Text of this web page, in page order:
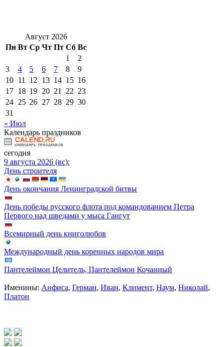
Август 2026
Пн Вт Ср Чт Пт Сб Вс
1
2
3
4 5 6 7 8
9
10 11 12 13 14 15 16
17 18 19 20 21 22 23
24 25 26 27 28 29 30
31
« Июл
Календарь праздников
сегодня
9 августа 2026 (вс):
День строителя
День окончания Ленинградской битвы
День победы русского флота под командованием Петра
Первого над шведами у мыса Гангут
Всемирный день книголюбов
Международный день коренных народов мира
Пантелеймон Целитель, Пантелеймон Кочанный
Именины: Анфиса, Герман, Иван, Климент, Наум, Николай,
Платон